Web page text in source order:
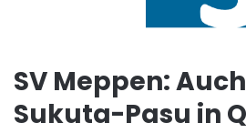
SV Meppen:
Sukuta-Pasu in